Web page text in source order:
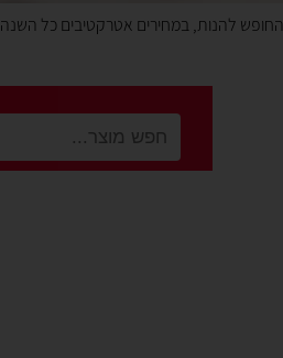
החופש להנות, במחירים אטרקטיבים כל השנה